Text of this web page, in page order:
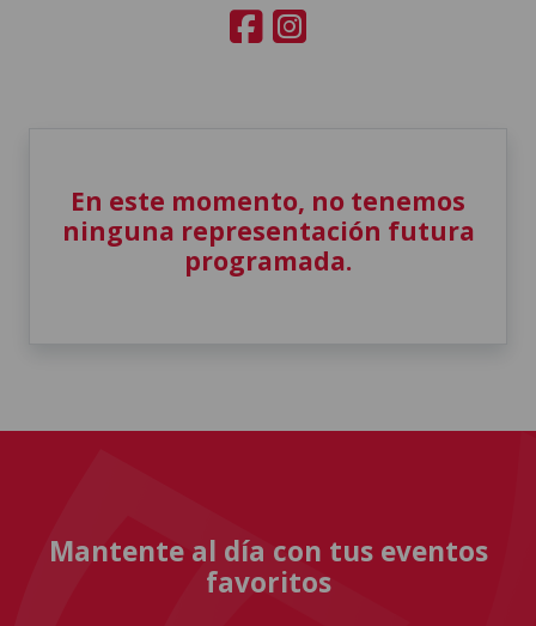
En este momento, no tenemos
ninguna representación futura
programada.
Mantente al día con tus eventos
favoritos